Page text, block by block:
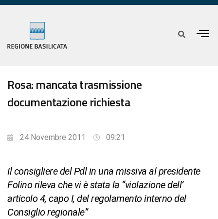
Rosa: mancata trasmissione
documentazione richiesta
24 Novembre 2011 09:21
Il consigliere del Pdl in una missiva al presidente
Folino rileva che vi è stata la “violazione dell’
articolo 4, capo I, del regolamento interno del
Consiglio regionale”